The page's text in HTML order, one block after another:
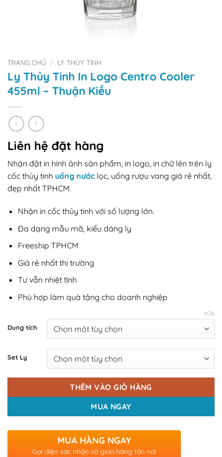
TRANG CHỦ / LY THỦY TINH
Ly Thủy Tinh In Logo Centro Cooler
455ml – Thuận Kiều
Liên hệ đặt hàng
Nhận đặt in hình ảnh sản phẩm, in logo, in chữ lên trên ly
cốc thủy tinh uống nước lọc, uống rượu vang giá rẻ nhất,
đẹp nhất TPHCM.
Nhận in cốc thủy tinh với số lượng lớn.
Đa dạng mẫu mã, kiểu dáng ly
Freeship TPHCM
Giá rẻ nhất thị trường
Tư vẫn nhiệt tình
Phù hợp làm quà tặng cho doanh nghiệp
Dung tích
Set Ly
XÓA
THÊM VÀO GIỎ HÀNG
MUA NGAY
MUA HÀNG NGAY
Gọi điện xác nhận và giao hàng tận nơi